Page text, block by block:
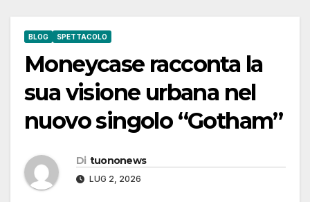
BLOG SPETTACOLO
Moneycase racconta la
sua visione urbana nel
nuovo singolo “Gotham”
Di tuononews
LUG 2, 2026